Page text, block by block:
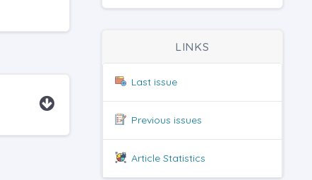
LINKS
Last issue
Previous issues
Article Statistics